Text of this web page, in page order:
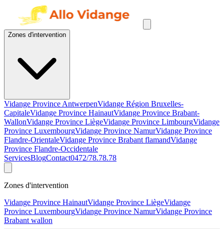
Zones d'intervention
Vidange Province AntwerpenVidange Région Bruxelles-
CapitaleVidange Province HainautVidange Province Brabant-
WallonVidange Province LiègeVidange Province LimbourgVidange
Province LuxembourgVidange Province NamurVidange Province
Flandre-OrientaleVidange Province Brabant flamandVidange
Province Flandre-Occidentale
ServicesBlogContact0472/78.78.78
Zones d'intervention
Vidange Province HainautVidange Province LiègeVidange
Province LuxembourgVidange Province NamurVidange Province
Brabant wallon